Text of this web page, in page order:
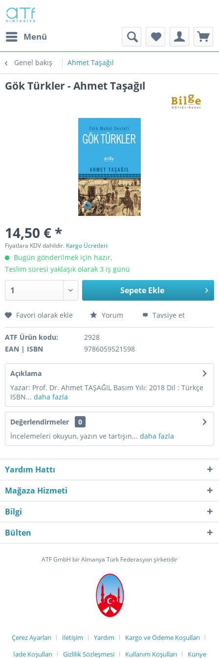
Menü
Genel bakış Ahmet Taşağıl
Gök Türkler - Ahmet Taşağıl
14,50 € *
Fiyatlara KDV dahildir. Kargo Ücretleri
Bugün gönderilmek için hazır,
Teslim süresi yaklaşık olarak 3 iş günü
Sepete Ekle
Favori olarak ekle Yorum Tavsiye et
ATF Ürün kodu:
2928
EAN | ISBN
9786059521598
Açıklama
Yazar: Prof. Dr. Ahmet TAŞAĞIL Basım Yılı: 2018 Dil : Türkçe
ISBN... daha fazla
Değerlendirmeler
0
İncelemeleri okuyun, yazın ve tartışın... daha fazla
Yardım Hattı
Mağaza Hizmeti
Bilgi
Bülten
ATF GmbH bir Almanya Türk Federasyon şirketidir
Çerez Ayarları İletişim Yardım
Kargo ve Ödeme Koşulları
İade Koşulları
Gizlilik Sözleşmesi Kullanım Koşulları Künye